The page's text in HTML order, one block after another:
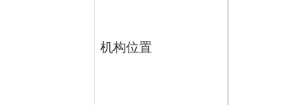
机构位置